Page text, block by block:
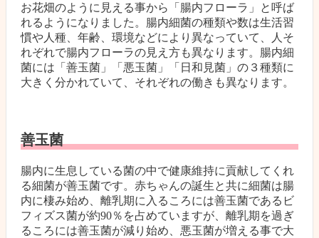
お花畑のように見える事から「腸内フローラ」と呼ば
れるようになりました。腸内細菌の種類や数は生活習
慣や人種、年齢、環境などにより異なっていて、人そ
れぞれで腸内フローラの見え方も異なります。腸内細
菌には「善玉菌」「悪玉菌」「日和見菌」の３種類に
大きく分かれていて、それぞれの働きも異なります。
善玉菌
腸内に生息している菌の中で健康維持に貢献してくれ
る細菌が善玉菌です。赤ちゃんの誕生と共に細菌は腸
内に棲み始め、離乳期に入るころには善玉菌であるビ
フィズス菌が約90％を占めていますが、離乳期を過ぎ
るころには善玉菌が減り始め、悪玉菌が増える事で大